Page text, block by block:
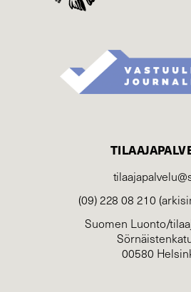
(09) 228 08 210
Suomen Luonto/
00580